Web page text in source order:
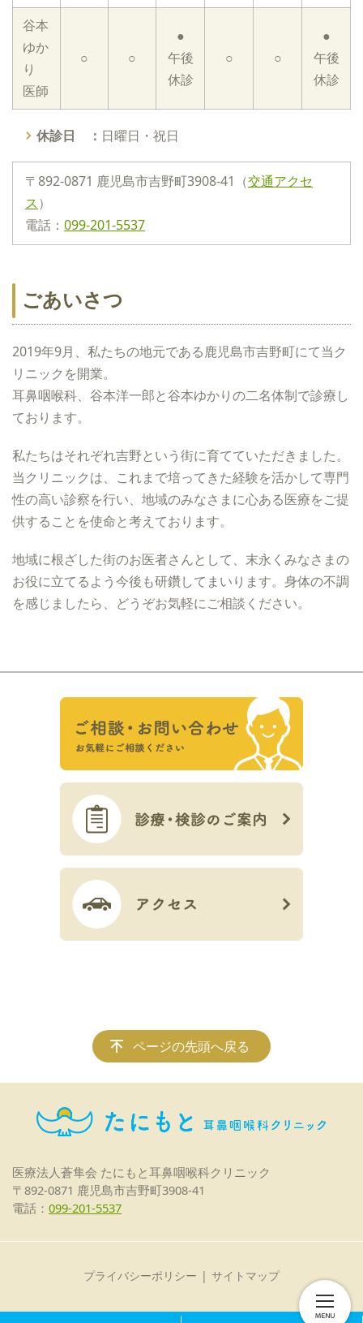
谷本
ゆか
り
医師
○ ○
●
午後
休診
○ ○
●
午後
休診
休診日 ： 日曜日・祝日
〒892-0871 鹿児島市吉野町3908-41（交通アクセ
ス）
電話： 099-201-5537
ごあいさつ
2019年9月、私たちの地元である鹿児島市吉野町にて当ク
リニックを開業。
耳鼻咽喉科、谷本洋一郎と谷本ゆかりの二名体制で診療し
ております。
私たちはそれぞれ吉野という街に育てていただきました。
当クリニックは、これまで培ってきた経験を活かして専門
性の高い診察を行い、地域のみなさまに心ある医療をご提
供することを使命と考えております。
地域に根ざした街のお医者さんとして、末永くみなさまの
お役に立てるよう今後も研鑽してまいります。身体の不調
を感じましたら、どうぞお気軽にご相談ください。
ページの先頭へ戻る
医療法人蒼隼会 たにもと耳鼻咽喉科クリニック
〒892-0871 鹿児島市吉野町3908-41
電話： 099-201-5537
プライバシーポリシー サイトマップ
© 医療法人蒼隼会 たにもと耳鼻咽喉科クリニック | 鹿児島市吉野